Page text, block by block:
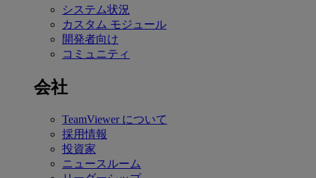
システム状況
カスタム モジュール
開発者向け
コミュニティ
会社
TeamViewer について
採用情報
投資家
ニュースルーム